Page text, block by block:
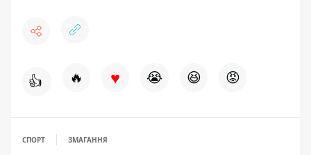
👍 🔥 ♥ 😭 😆 😡
СПОРТ ЗМАГАННЯ